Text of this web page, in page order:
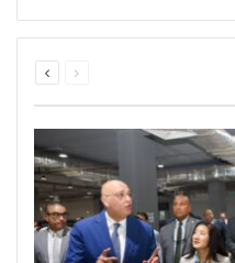
الصفحةالصفحة